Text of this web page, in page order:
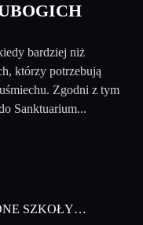
bardziej niż
którzy potrzebują
Zgodni z tym
Sanktuarium...